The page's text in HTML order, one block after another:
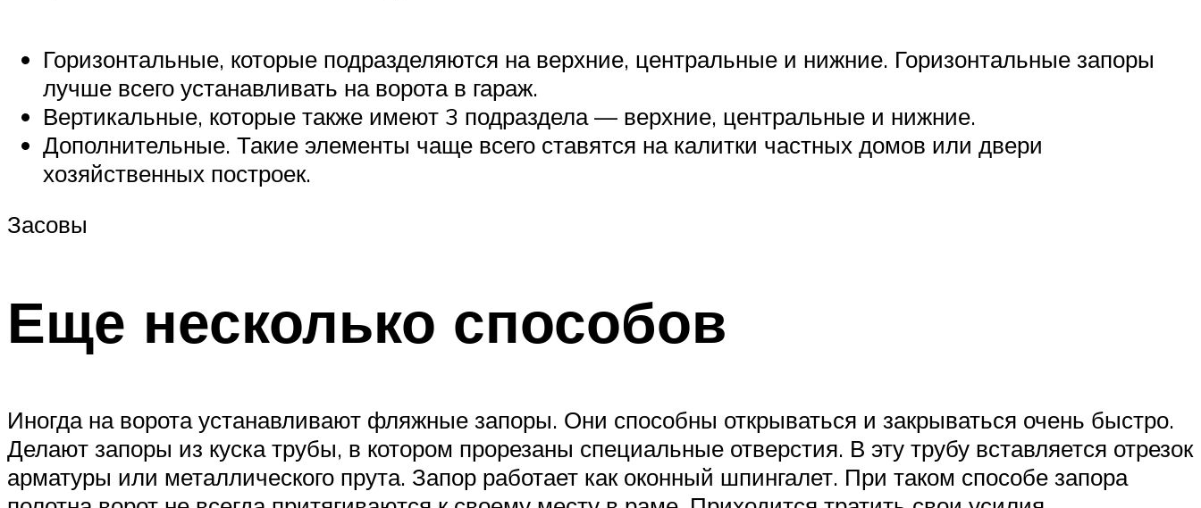
Горизонтальные, которые подразделяются на верхние, центральные и нижние. Горизонтальные запоры
лучше всего устанавливать на ворота в гараж.
Вертикальные, которые также имеют 3 подраздела — верхние, центральные и нижние.
Дополнительные. Такие элементы чаще всего ставятся на калитки частных домов или двери
хозяйственных построек.
Засовы
Еще несколько способов
Иногда на ворота устанавливают фляжные запоры. Они способны открываться и закрываться очень быстро.
Делают запоры из куска трубы, в котором прорезаны специальные отверстия. В эту трубу вставляется отрезок
арматуры или металлического прута. Запор работает как оконный шпингалет. При таком способе запора